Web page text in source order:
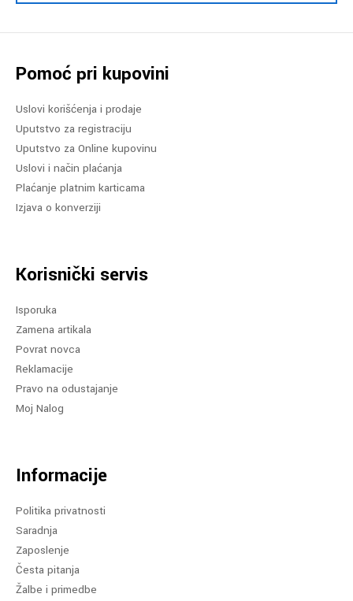
Pomoć pri kupovini
Uslovi korišćenja i prodaje
Uputstvo za registraciju
Uputstvo za Online kupovinu
Uslovi i način plaćanja
Plaćanje platnim karticama
Izjava o konverziji
Korisnički servis
Isporuka
Zamena artikala
Povrat novca
Reklamacije
Pravo na odustajanje
Moj Nalog
Informacije
Politika privatnosti
Saradnja
Zaposlenje
Česta pitanja
Žalbe i primedbe